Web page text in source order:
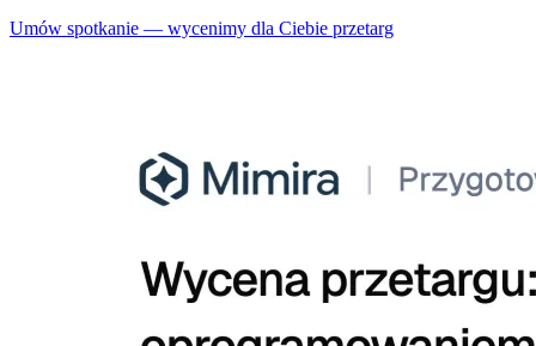
Umów spotkanie — wycenimy dla Ciebie przetarg